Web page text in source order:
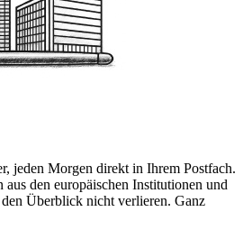
jeden Morgen direkt in Ihrem Postfach.
den europäischen Institutionen und
Überblick nicht verlieren. Ganz